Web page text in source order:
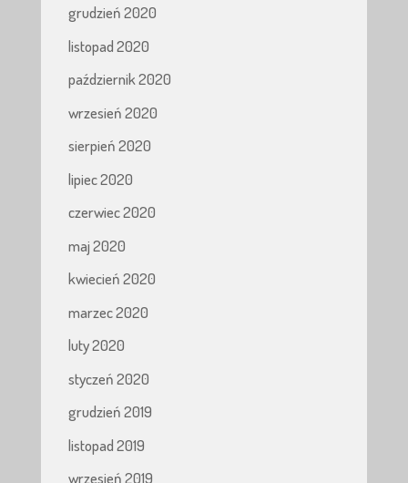
grudzień 2020
listopad 2020
październik 2020
wrzesień 2020
sierpień 2020
lipiec 2020
czerwiec 2020
maj 2020
kwiecień 2020
marzec 2020
luty 2020
styczeń 2020
grudzień 2019
listopad 2019
wrzesień 2019